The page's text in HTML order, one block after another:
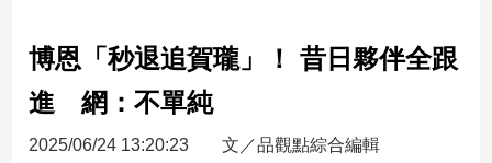
台
財
新
博恩「秒退追賀瓏」！ 昔日夥伴全跟
進 網：不單純
2025/06/24 13:20:23 文／品觀點綜合編輯